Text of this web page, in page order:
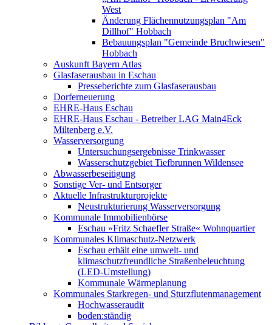
West
Änderung Flächennutzungsplan "Am
Dillhof" Hobbach
Bebauungsplan "Gemeinde Bruchwiesen"
Hobbach
Auskunft Bayern Atlas
Glasfaserausbau in Eschau
Presseberichte zum Glasfaserausbau
Dorferneuerung
EHRE-Haus Eschau
EHRE-Haus Eschau - Betreiber LAG Main4Eck
Miltenberg e.V.
Wasserversorgung
Untersuchungsergebnisse Trinkwasser
Wasserschutzgebiet Tiefbrunnen Wildensee
Abwasserbeseitigung
Sonstige Ver- und Entsorger
Aktuelle Infrastrukturprojekte
Neustrukturierung Wasserversorgung
Kommunale Immobilienbörse
Eschau »Fritz Schaefler Straße« Wohnquartier
Kommunales Klimaschutz-Netzwerk
Eschau erhält eine umwelt- und
klimaschutzfreundliche Straßenbeleuchtung
(LED-Umstellung)
Kommunale Wärmeplanung
Kommunales Starkregen- und Sturzflutenmanagement
Hochwasseraudit
boden:ständig